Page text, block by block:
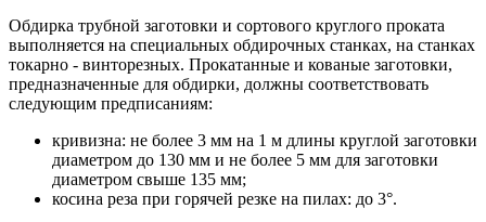
Обдирка трубной заготовки и сортового круглого проката
выполняется на специальных обдирочных станках, на станках
токарно - винторезных. Прокатанные и кованые заготовки,
предназначенные для обдирки, должны соответствовать
следующим предписаниям:
кривизна: не более 3 мм на 1 м длины круглой заготовки
диаметром до 130 мм и не более 5 мм для заготовки
диаметром свыше 135 мм;
косина реза при горячей резке на пилах: до 3°.